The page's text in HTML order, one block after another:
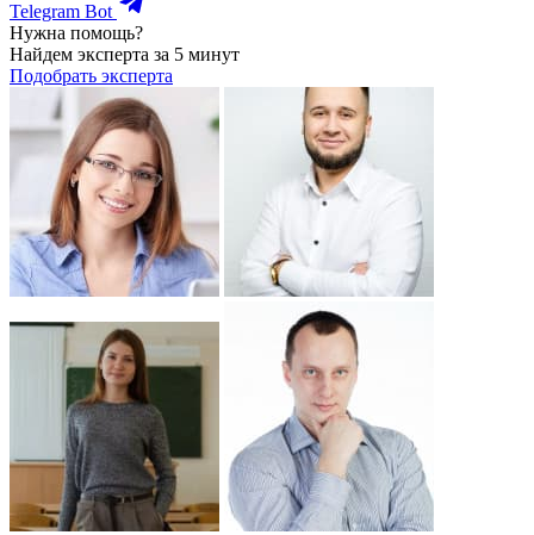
Telegram Bot
Нужна помощь?
Найдем эксперта за 5 минут
Подобрать эксперта